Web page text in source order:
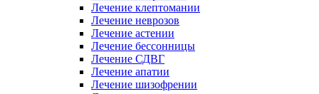
Лечение клептомании
Лечение неврозов
Лечение астении
Лечение бессонницы
Лечение СДВГ
Лечение апатии
Лечение шизофрении